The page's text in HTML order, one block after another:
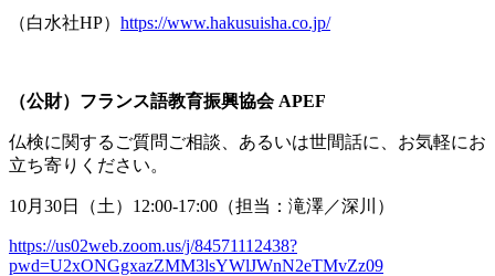
（白水社HP） https://www.hakusuisha.co.jp/
（公財）フランス語教育振興協会APEF
仏検に関するご質問ご相談、あるいは世間話に、お気軽にお
立ち寄りください。
10月 30日（土） 12:00-17:00 （担当：滝澤／深川）
https://us02web.zoom.us/j/84571112438?
pwd=U2xONGgxazZMM3lsYWlJWnN2eTMvZz09